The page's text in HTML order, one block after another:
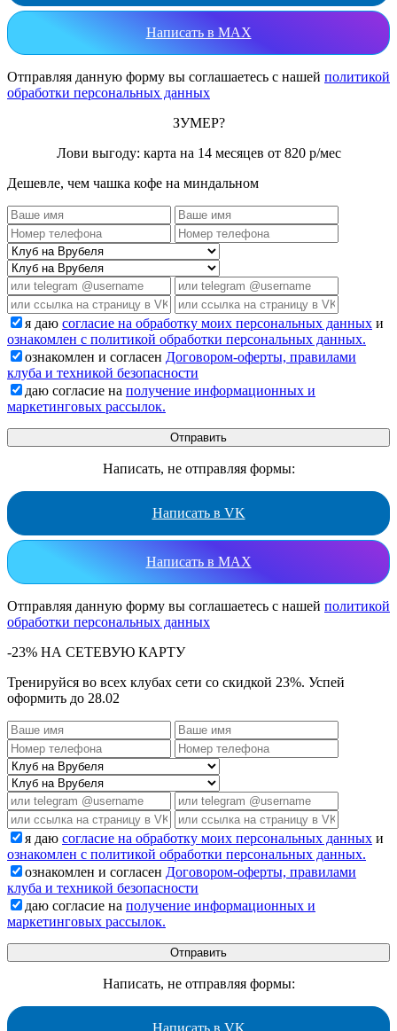
Написать в MAX
Отправляя данную форму вы соглашаетесь с нашей политикой
обработки персональных данных
ЗУМЕР?
Лови выгоду: карта на 14 месяцев от 820 р/мес
Дешевле, чем чашка кофе на миндальном
я даю согласие на обработку моих персональных данных и
ознакомлен с политикой обработки персональных данных.
ознакомлен и согласен Договором-оферты, правилами
клуба и техникой безопасности
даю согласие на получение информационных и
маркетинговых рассылок.
Написать, не отправляя формы:
Написать в VK
Написать в MAX
Отправляя данную форму вы соглашаетесь с нашей политикой
обработки персональных данных
-23% НА СЕТЕВУЮ КАРТУ
Тренируйся во всех клубах сети со скидкой 23%. Успей
оформить до 28.02
я даю согласие на обработку моих персональных данных и
ознакомлен с политикой обработки персональных данных.
ознакомлен и согласен Договором-оферты, правилами
клуба и техникой безопасности
даю согласие на получение информационных и
маркетинговых рассылок.
Написать, не отправляя формы: